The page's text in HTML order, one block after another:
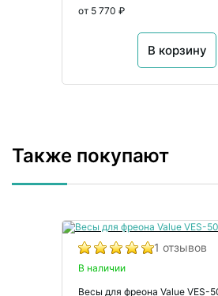
от 5 770 ₽
В корзину
Также покупают
1 отзывов
В наличии
Весы для фреона Value VES-